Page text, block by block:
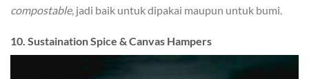
compostable, jadi baik untuk dipakai maupun untuk bumi.
10. Sustaination Spice & Canvas Hampers